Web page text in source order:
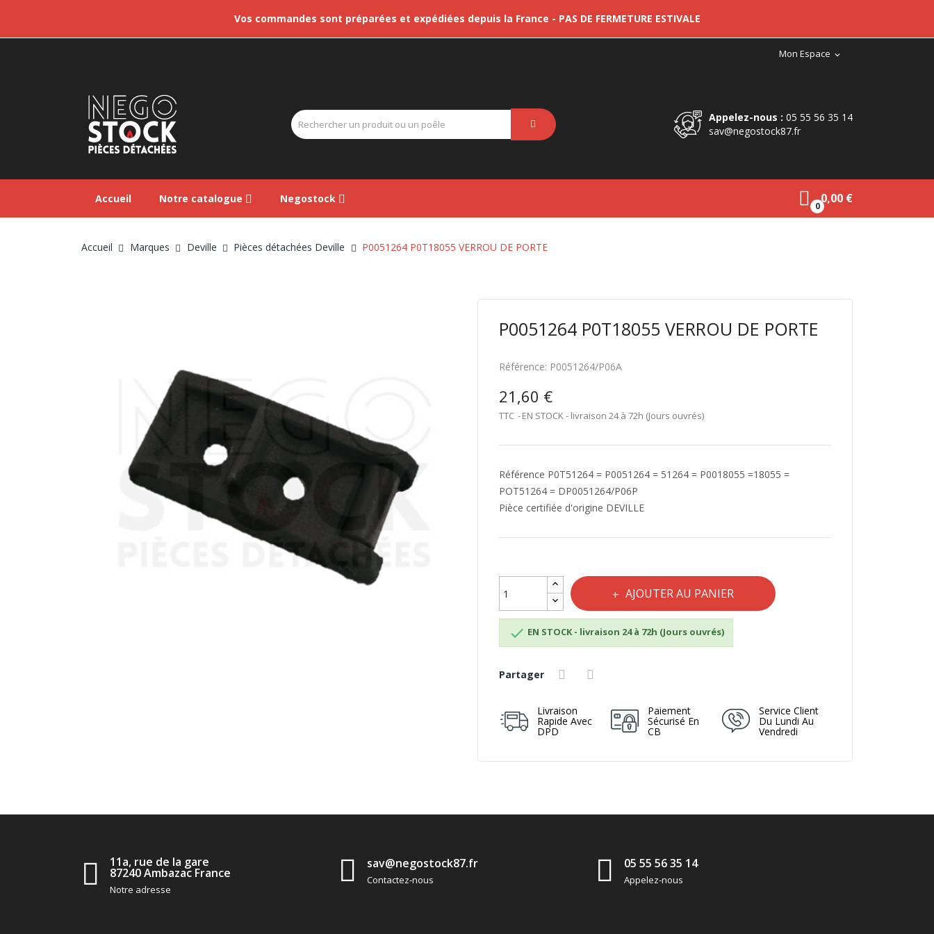
Vos commandes sont préparées et expédiées depuis la France - PAS DE FERMETURE ESTIVALE
Mon Espace expand_more
0
0,00 €
Appelez-nous : 05 55 56 35 14
sav@negostock87.fr
Accueil Notre catalogue Negostock
Accueil Marques Deville Pièces détachées Deville P0051264 P0T18055 VERROU DE PORTE
P0051264 P0T18055 VERROU DE PORTE
Référence: P0051264/P06A
21,60 €
TTC EN STOCK - livraison 24 à 72h (Jours ouvrés)
Référence P0T51264 = P0051264 = 51264 = P0018055 =18055 =
POT51264 = DP0051264/P06P
Pièce certifiée d'origine DEVILLE
AJOUTER AU PANIER
 EN STOCK - livraison 24 à 72h (Jours ouvrés)
Partager
Livraison
Rapide Avec
DPD
Paiement
Sécurisé En
CB
Service Client
Du Lundi Au
Vendredi
11a, rue de la gare
87240 Ambazac France
Notre adresse
sav@negostock87.fr
Contactez-nous
05 55 56 35 14
Appelez-nous